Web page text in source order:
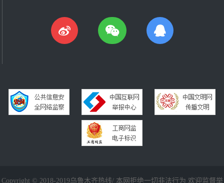
Copyright © 2018-2019乌鲁木齐热线/ 本网拒绝一切非法行为 欢迎监督举